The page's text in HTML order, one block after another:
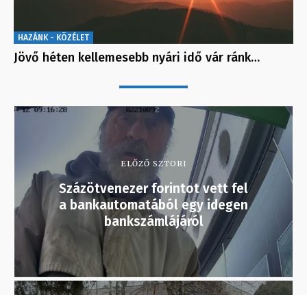
HAZÁNK - KÖZÉLET
Jövő héten kellemesebb nyári idő vár ránk…
ELŐZŐ SZTORI
Százötvenezer forintot vett fel
a bankautomatából egy idegen
bankszámlájáról